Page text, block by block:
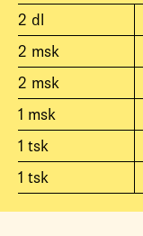
2 dl
2 msk
2 msk
1 msk
1 tsk
1 tsk